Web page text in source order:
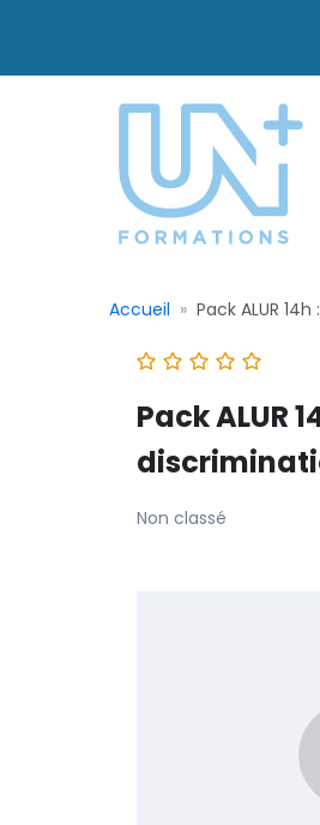
Accueil Pack ALUR
Pack ALUR
Non classé